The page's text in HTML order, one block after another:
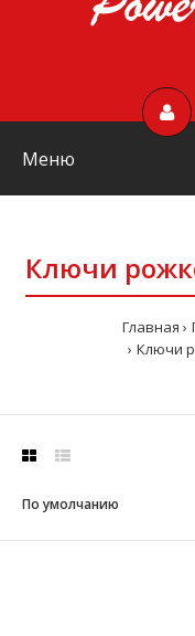
Меню
Ключи
Главная
Ключи